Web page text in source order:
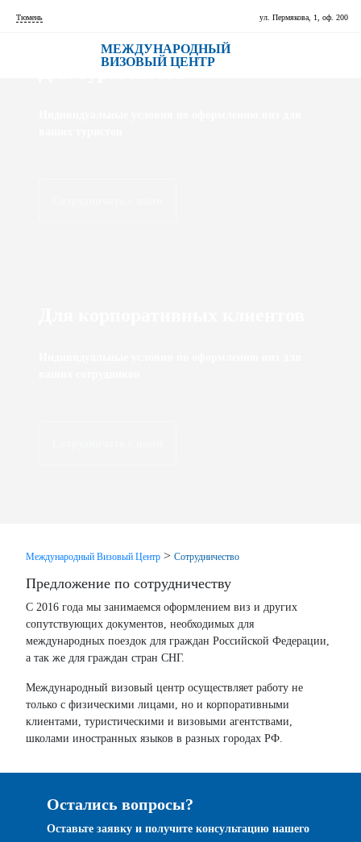
Для турагентств
Международный Визовый Центр > Сотрудничество
Предложение по сотрудничеству
С 2016 года мы занимаемся оформлением виз и других
сопутствующих документов, необходимых для
международных поездок для граждан Российской Федерации,
а так же для граждан стран СНГ.
Международный визовый центр осуществляет работу не
только с физическими лицами, но и корпоративными
клиентами, туристическими и визовыми агентствами,
школами иностранных языков в разных городах РФ.
Остались вопросы?
Оставьте заявку и получите консультацию нашего
Тюмень ул. Пермякова, 1, оф. 200
МЕЖДУНАРОДНЫЙ
ВИЗОВЫЙ ЦЕНТР